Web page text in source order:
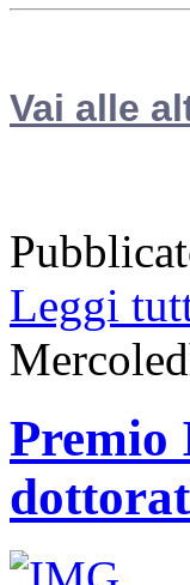
Vai alle
Leggi
Premio